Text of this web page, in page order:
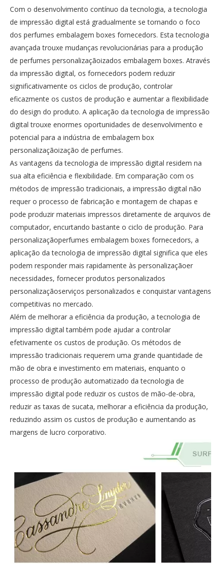
Com o desenvolvimento contínuo da tecnologia, a tecnologia
de impressão digital está gradualmente se tornando o foco
dos perfumes embalagem boxes fornecedors. Esta tecnologia
avançada trouxe mudanças revolucionárias para a produção
de perfumes personalizaçãoizados embalagem boxes. Através
da impressão digital, os fornecedors podem reduzir
significativamente os ciclos de produção, controlar
eficazmente os custos de produção e aumentar a flexibilidade
do design do produto. A aplicação da tecnologia de impressão
digital trouxe enormes oportunidades de desenvolvimento e
potencial para a indústria de embalagem box
personalizaçãoização de perfumes.
As vantagens da tecnologia de impressão digital residem na
sua alta eficiência e flexibilidade. Em comparação com os
métodos de impressão tradicionais, a impressão digital não
requer o processo de fabricação e montagem de chapas e
pode produzir materiais impressos diretamente de arquivos de
computador, encurtando bastante o ciclo de produção. Para
personalizaçãoperfumes embalagem boxes fornecedors, a
aplicação da tecnologia de impressão digital significa que eles
podem responder mais rapidamente às personalizaçãoer
necessidades, fornecer produtos personalizados
personalizaçãoserviços personalizados e conquistar vantagens
competitivas no mercado.
Além de melhorar a eficiência da produção, a tecnologia de
impressão digital também pode ajudar a controlar
efetivamente os custos de produção. Os métodos de
impressão tradicionais requerem uma grande quantidade de
mão de obra e investimento em materiais, enquanto o
processo de produção automatizado da tecnologia de
impressão digital pode reduzir os custos de mão-de-obra,
reduzir as taxas de sucata, melhorar a eficiência da produção,
reduzindo assim os custos de produção e aumentando as
margens de lucro corporativo.